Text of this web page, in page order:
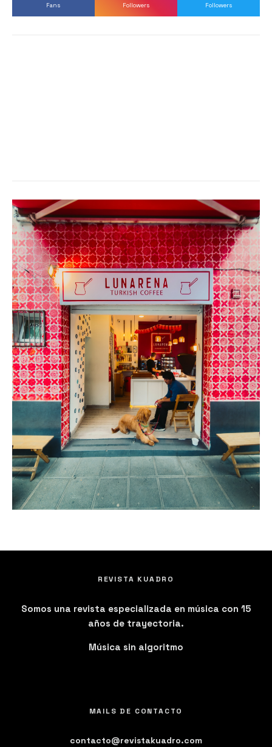
Fans Followers Followers
REVISTA KUADRO
Somos una revista especializada en música con 15
años de trayectoria.
Música sin algoritmo
MAILS DE CONTACTO
contacto@revistakuadro.com